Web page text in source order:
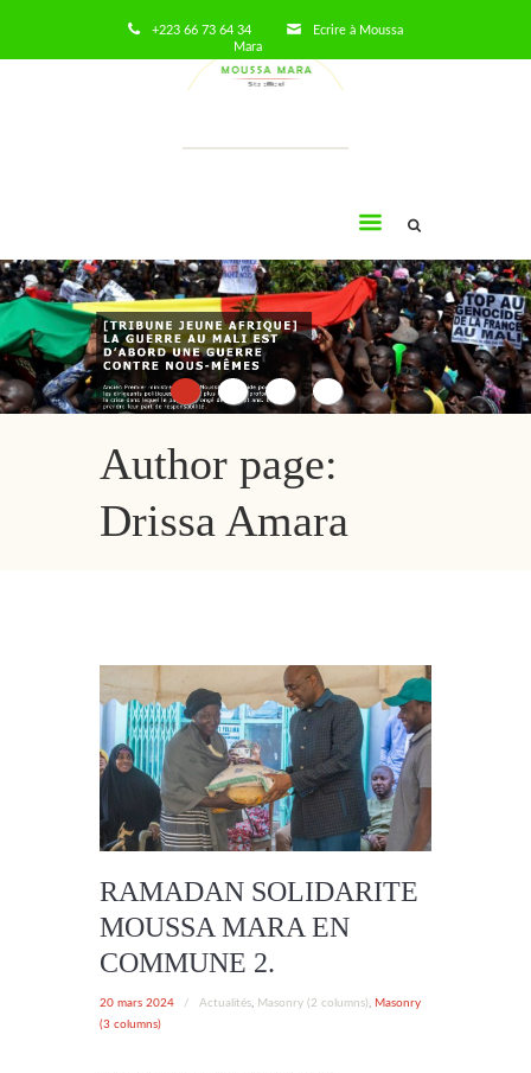
+223 66 73 64 34
Ecrire à Moussa
Mara
Author page:
Drissa Amara
RAMADAN SOLIDARITE
MOUSSA MARA EN
COMMUNE 2.
20 mars 2024 / Actualités, Masonry (2 columns) , Masonry
(3 columns)